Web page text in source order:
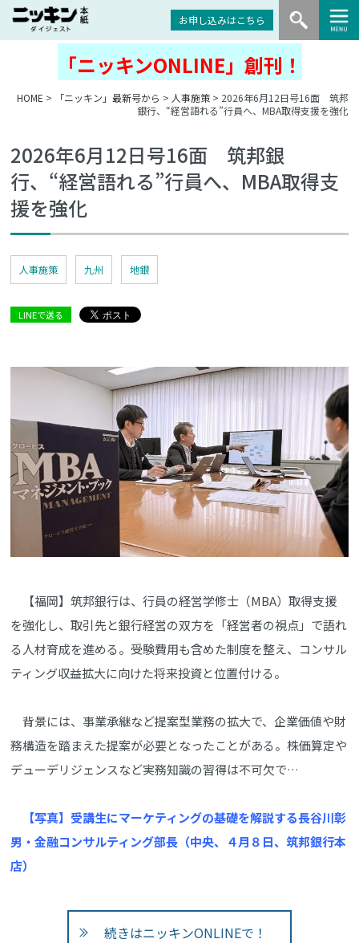
お申し込みはこちら
「ニッキンONLINE」創刊！
HOME > 「ニッキン」最新号から > 人事施策> 2026年6月12日号16面 筑邦
銀行、“経営語れる”行員へ、MBA取得支援を強化
2026年6月12日号16面 筑邦銀
行、“経営語れる”行員へ、MBA取得支
援を強化
人事施策 九州 地銀
LINEで送る
【福岡】筑邦銀行は、行員の経営学修士（MBA）取得支援
を強化し、取引先と銀行経営の双方を「経営者の視点」で語れ
る人材育成を進める。受験費用も含めた制度を整え、コンサル
ティング収益拡大に向けた将来投資と位置付ける。
背景には、事業承継など提案型業務の拡大で、企業価値や財
務構造を踏まえた提案が必要となったことがある。株価算定や
デューデリジェンスなど実務知識の習得は不可欠で…
【写真】受講生にマーケティングの基礎を解説する長谷川彰
男・金融コンサルティング部長（中央、４月８日、筑邦銀行本
店）
続きはニッキンONLINEで！